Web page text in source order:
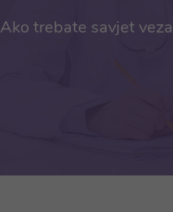
Ako trebate savjet